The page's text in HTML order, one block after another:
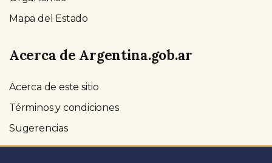
Mapa del Estado
Acerca de Argentina.gob.ar
Acerca de este sitio
Términos y condiciones
Sugerencias